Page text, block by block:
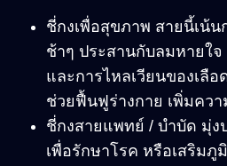
ชี่กงเพื่อสุขภาพ สายนี้เน้น
ช้าๆ ประสานกับลมหายใ
และการไหลเวียนของเลื
ช่วยฟื้นฟูร่างกาย เพิ่มคว
ชี่กงสายแพทย์ / บำบัด มุ่ง
เพื่อรักษาโรค หรือเสริม